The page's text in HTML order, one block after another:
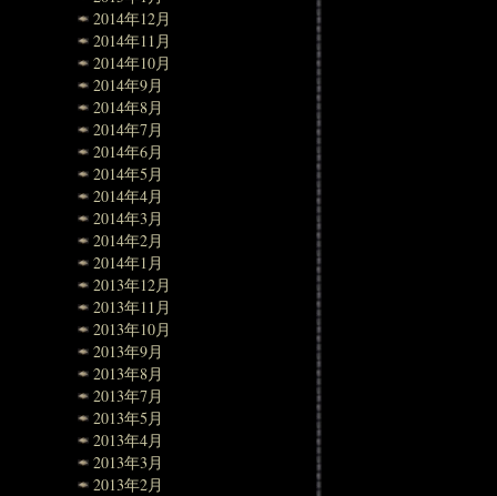
2014年12月
2014年11月
2014年10月
2014年9月
2014年8月
2014年7月
2014年6月
2014年5月
2014年4月
2014年3月
2014年2月
2014年1月
2013年12月
2013年11月
2013年10月
2013年9月
2013年8月
2013年7月
2013年5月
2013年4月
2013年3月
2013年2月